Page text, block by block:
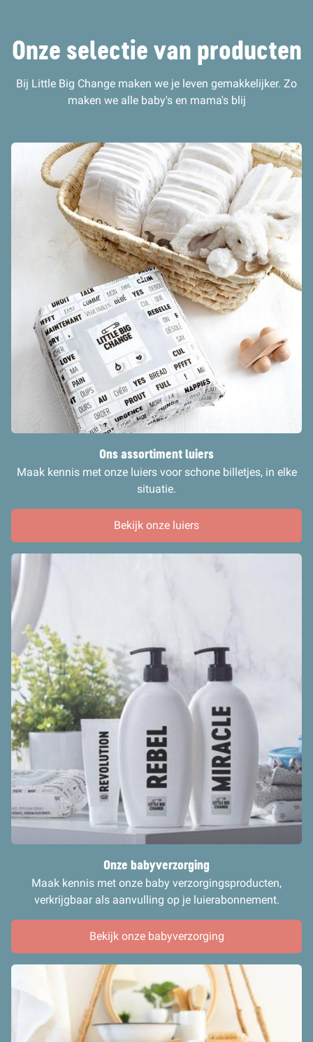
Onze selectie van producten
Bij Little Big Change maken we je leven gemakkelijker. Zo
maken we alle baby's en mama's blij
Ons assortiment luiers
Maak kennis met onze luiers voor schone billetjes, in elke
situatie.
Bekijk onze luiers
Onze babyverzorging
Maak kennis met onze baby verzorgingsproducten,
verkrijgbaar als aanvulling op je luierabonnement.
Bekijk onze babyverzorging